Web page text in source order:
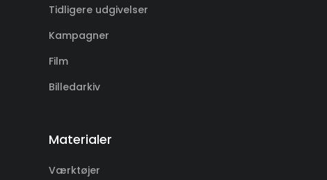
Tidligere udgivelser
Kampagner
Film
Billedarkiv
Materialer
Værktøjer